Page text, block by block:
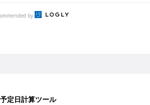
費用やもらえるお金・必要な手続きを知ろ